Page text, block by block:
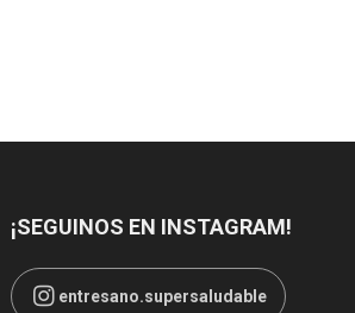
¡SEGUINOS EN INSTAGRAM!
entresano.supersaludable